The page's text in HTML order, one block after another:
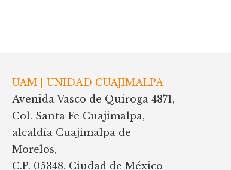
UAM | UNIDAD CUAJIMALPA
Avenida Vasco de Quiroga 4871,
Col. Santa Fe Cuajimalpa,
alcaldía Cuajimalpa de
Morelos,
C.P. 05348, Ciudad de México